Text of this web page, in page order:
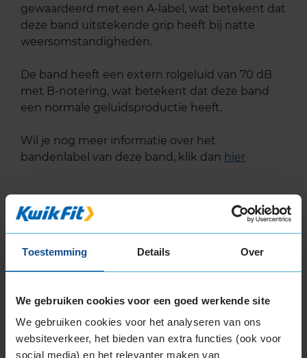
Toestemming Details Over
We gebruiken cookies voor een goed werkende site
We gebruiken cookies voor het analyseren van ons
websiteverkeer, het bieden van extra functies (ook voor
social media) en het relevanter maken van
gewaardeerd met een A-label, wat betekent dat
deze band uitstekende grip heeft bij natte
weersomstandigheden.
De band heeft een extern rolgeluid van 70 dB
met B-notering, wat betekent dat deze band
een normale geluidsproductie heeft.
Wil je nog meer informatie over het
bandenlabel van deze band, klik dan hier
Bandenmontagepakketten
Kies je
bandenmaat omvang (inch)